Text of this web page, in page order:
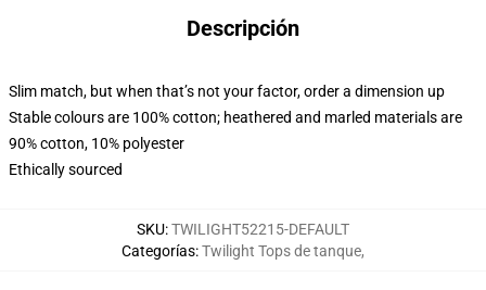
Descripción
Slim match, but when that’s not your factor, order a dimension up
Stable colours are 100% cotton; heathered and marled materials are
90% cotton, 10% polyester
Ethically sourced
SKU:TWILIGHT52215-DEFAULT
Categorías:Twilight Tops de tanque,